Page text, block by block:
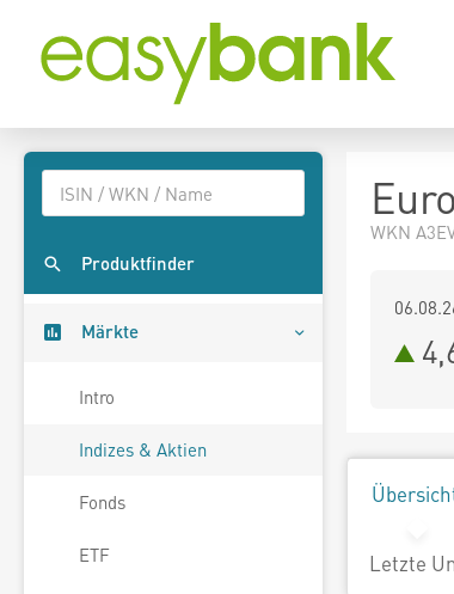
Produktfinder
Märkte
Intro
Indizes & Aktien
Fonds
ETF
WKN
Letzte